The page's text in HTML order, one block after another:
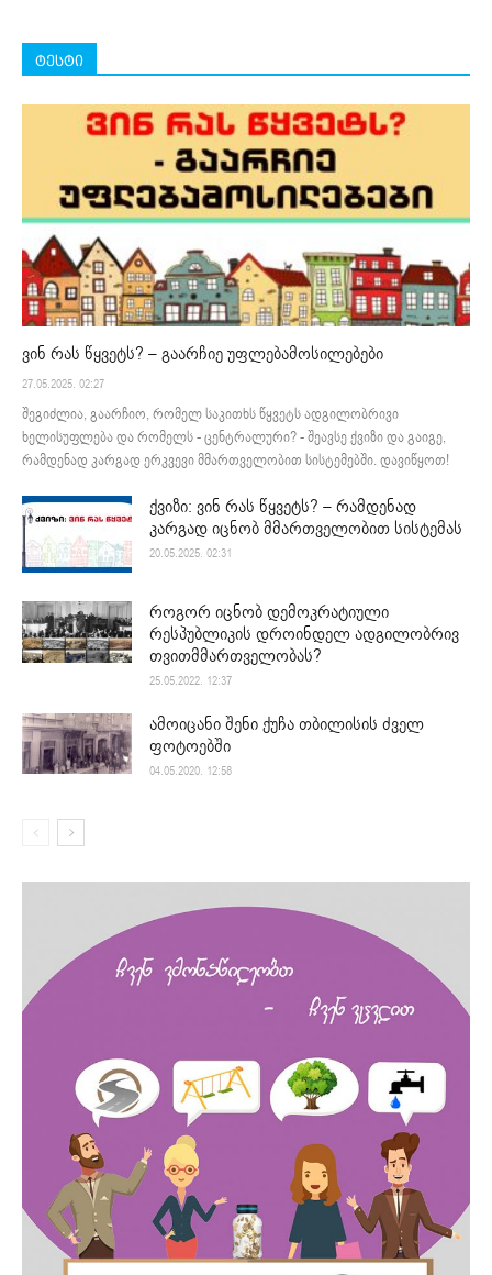
ტესტი
ვინ რას წყვეტს? – გაარჩიე უფლებამოსილებები
27.05.2025. 02:27
შეგიძლია, გაარჩიო, რომელ საკითხს წყვეტს ადგილობრივი
ხელისუფლება და რომელს - ცენტრალური? - შეავსე ქვიზი და გაიგე,
რამდენად კარგად ერკვევი მმართველობით სისტემებში. დავიწყოთ!
ქვიზი: ვინ რას წყვეტს? – რამდენად
კარგად იცნობ მმართველობით სისტემას
20.05.2025. 02:31
როგორ იცნობ დემოკრატიული
რესპუბლიკის დროინდელ ადგილობრივ
თვითმმართველობას?
25.05.2022. 12:37
ამოიცანი შენი ქუჩა თბილისის ძველ
ფოტოებში
04.05.2020. 12:58